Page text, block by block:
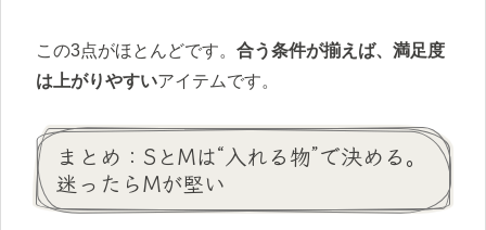
この3点がほとんどです。 合う条件が揃えば、満足度
は上がりやすいアイテムです。
まとめ：SとMは“入れる物”で決める。
迷ったらMが堅い